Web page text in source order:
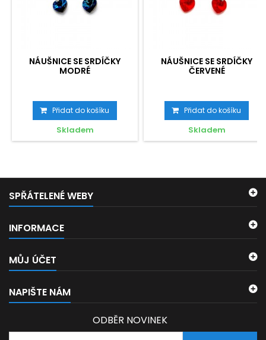
NÁUŠNICE SE SRDÍČKY
MODRÉ
Přidat do košíku
Skladem
NÁUŠNICE SE SRDÍČKY
ČERVENÉ
Přidat do košíku
Skladem
SPŘÁTELENÉ WEBY
INFORMACE
MŮJ ÚČET
NAPIŠTE NÁM
ODBĚR NOVINEK